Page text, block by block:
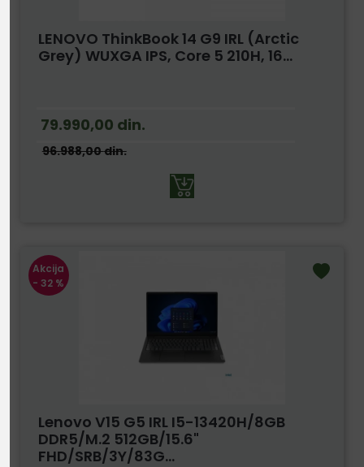
LENOVO ThinkBook 14 G9 IRL (Arctic
Grey) WUXGA IPS, Core 5 210H, 16...
79.990,00 din.
96.988,00din.
Akcija
- 32 %
Lenovo V15 G5 IRL I5-13420H/8GB
DDR5/M.2 512GB/15.6"
FHD/SRB/3Y/83G...